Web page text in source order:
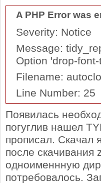
A PHP Error was
Severity: Notice
Message:
Option 'drop-
Filename:
Line Number: 25
Появилась
погуглив нашел
прописал. Скачал
после скачивания
одноименнную
потребовалось.